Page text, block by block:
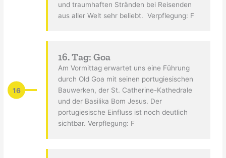
und traumhaften Stränden bei Reisenden
aus aller Welt sehr beliebt. Verpflegung: F
16
16. Tag: Goa
Am Vormittag erwartet uns eine Führung
durch Old Goa mit seinen portugiesischen
Bauwerken, der St. Catherine-Kathedrale
und der Basilika Bom Jesus. Der
portugiesische Einfluss ist noch deutlich
sichtbar. Verpflegung: F